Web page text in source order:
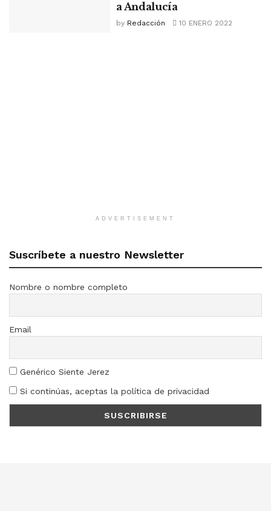
a Andalucía
by Redacción 10 ENERO 2022
ADVERTISEMENT
Suscríbete a nuestro Newsletter
Nombre o nombre completo
Email
Genérico Siente Jerez
Si continúas, aceptas la política de privacidad